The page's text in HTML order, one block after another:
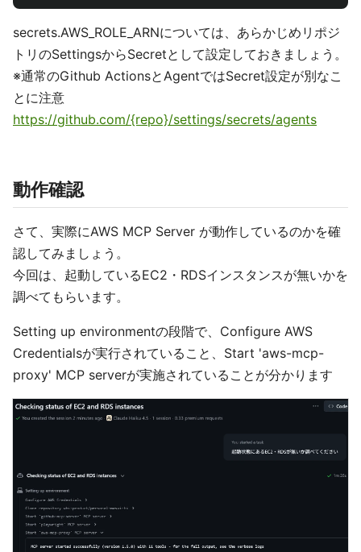
secrets.AWS_ROLE_ARNについては、あらかじめリポジ
トリのSettingsからSecretとして設定しておきましょう。
※通常のGithub ActionsとAgentではSecret設定が別なこ
とに注意
https://github.com/{repo}/settings/secrets/agents
動作確認
さて、実際にAWS MCP Server が動作しているのかを確
認してみましょう。
今回は、起動しているEC2・RDSインスタンスが無いかを
調べてもらいます。
Setting up environmentの段階で、Configure AWS
Credentialsが実行されていること、Start 'aws-mcp-
proxy' MCP serverが実施されていることが分かります